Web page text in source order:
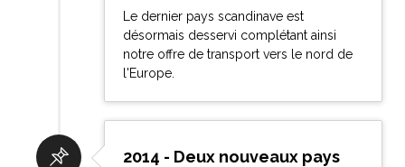
Le dernier pays scandinave est
désormais desservi complétant ainsi
notre offre de transport vers le nord de
l'Europe.
2014 - Deux nouveaux pays